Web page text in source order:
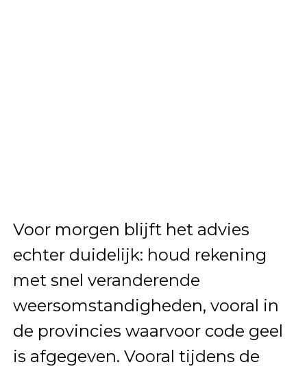
Voor morgen blijft het advies
echter duidelijk: houd rekening
met snel veranderende
weersomstandigheden, vooral in
de provincies waarvoor code geel
is afgegeven. Vooral tijdens de